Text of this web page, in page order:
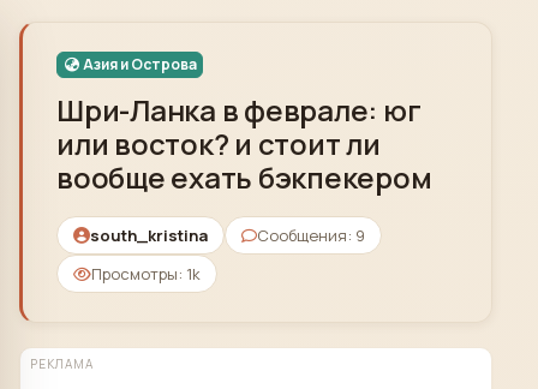
Азия и Острова
Шри-Ланка в феврале: юг
или восток? и стоит ли
вообще ехать бэкпекером
south_kristina
Сообщения: 9
Просмотры: 1k
РЕКЛАМА